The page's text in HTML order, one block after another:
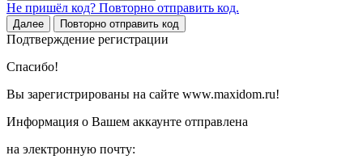
Не пришёл код? Повторно отправить код.
Далее Повторно отправить код
Подтверждение регистрации
Спасибо!
Вы зарегистрированы на сайте www.maxidom.ru!
Информация о Вашем аккаунте отправлена
на электронную почту: